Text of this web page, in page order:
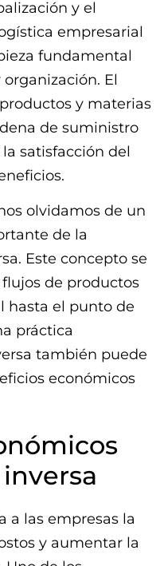
y el
empresarial
fundamental
El
y materias
de suministro
satisfacción del
olvidamos de un
de la
Este concepto se
de productos
hasta el punto de
práctica
también puede
económicos
a las empresas la
y aumentar la